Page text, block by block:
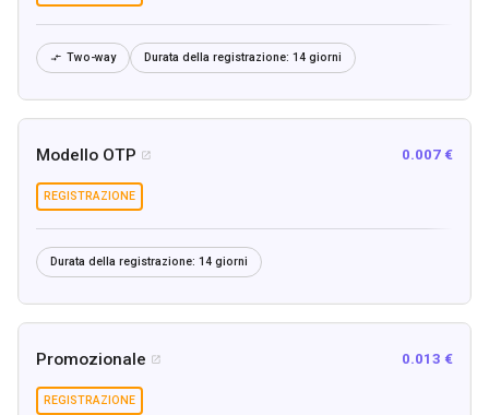
 Two-way Durata della registrazione: 14 giorni
Modello OTP  0.007 €
REGISTRAZIONE
Durata della registrazione: 14 giorni
Promozionale  0.013 €
REGISTRAZIONE